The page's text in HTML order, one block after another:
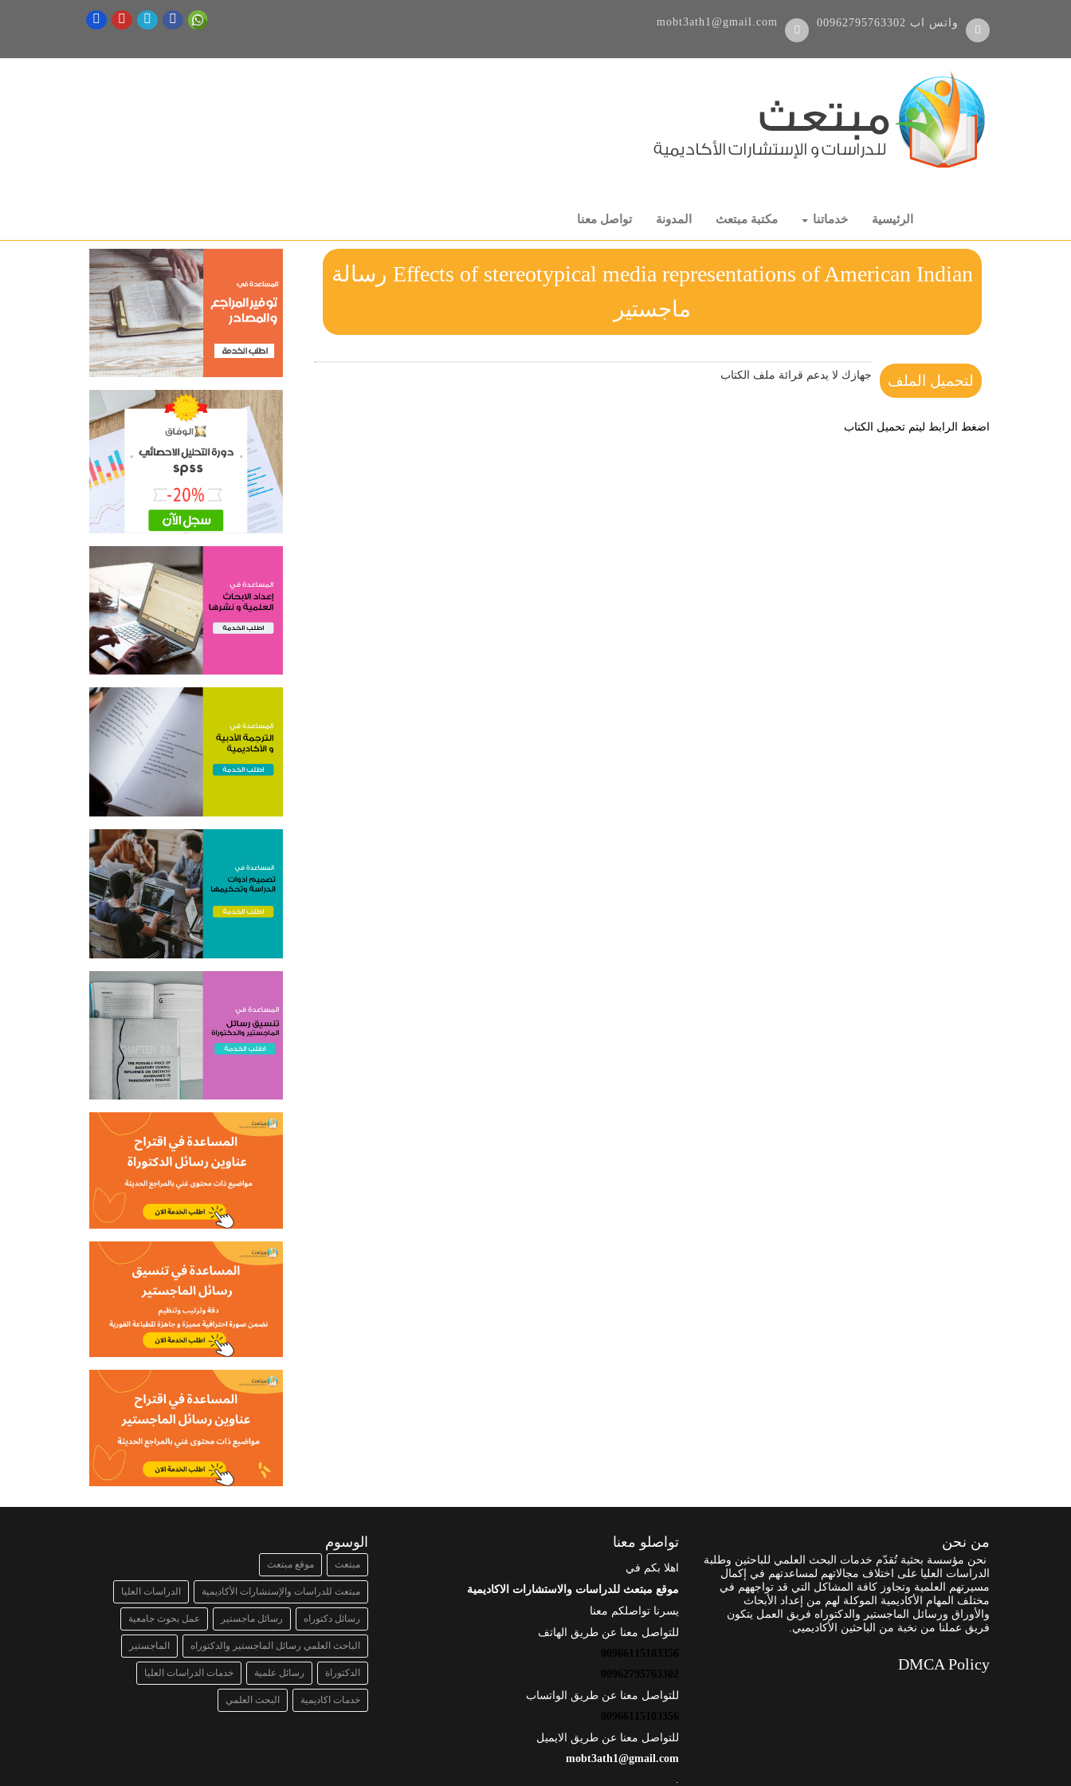
00962795763302 واتس اب mobt3ath1@gmail.com
الرئيسية خدماتنا مكتبة مبتعث المدونة تواصل معنا
Effects of stereotypical media representations of American Indian رسالة
ماجستير
لتحميل الملف جهازك لا يدعم قرائة ملف الكتاب
اضغط الرابط ليتم تحميل الكتاب
من نحن
نحن مؤسسة بحثية تُقدّم خدمات البحث العلمي للباحثين وطلبة
الدراسات العليا على اختلاف مجالاتهم لمساعدتهم في إكمال
مسيرتهم العلمية وتجاوز كافة المشاكل التي قد تواجههم في
مختلف المهام الأكاديمية الموكلة لهم من إعداد الأبحاث
والأوراق ورسائل الماجستير والدكتوراه فريق العمل يتكون
فريق عملنا من نخبة من الباحثين الأكاديميي.
DMCA Policy
تواصلو معنا
اهلا بكم في
موقع مبتعث للدراسات والاستشارات الاكاديمية
يسرنا تواصلكم معنا
للتواصل معنا عن طريق الهاتف
00966115103356
00962795763302
للتواصل معنا عن طريق الواتساب
00966115103356
للتواصل معنا عن طريق الايميل
mobt3ath1@gmail.com
الوسوم
مبتعث موقع مبتعث
مبتعث للدراسات والإستشارات الأكاديمية الدراسات العليا
رسائل دكتوراه رسائل ماجستير عمل بحوث جامعية
الباحث العلمي رسائل الماجستير والدكتوراه الماجستير
الدكتوراة رسائل علمية خدمات الدراسات العليا
خدمات اكاديمية البحث العلمي